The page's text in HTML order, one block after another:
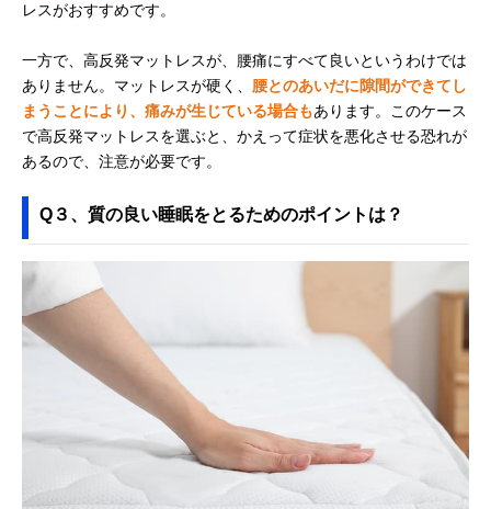
レスがおすすめです。
一方で、高反発マットレスが、腰痛にすべて良いというわけでは
ありません。マットレスが硬く、 腰とのあいだに隙間ができてし
まうことにより、痛みが生じている場合もあります。このケース
で高反発マットレスを選ぶと、かえって症状を悪化させる恐れが
あるので、注意が必要です。
Q３、質の良い睡眠をとるためのポイントは？